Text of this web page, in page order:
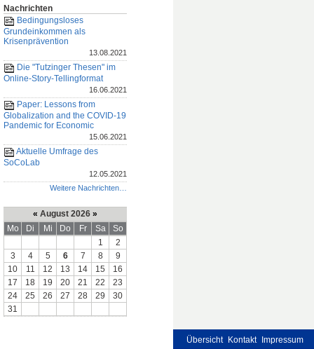
Nachrichten
Bedingungsloses
Grundeinkommen als
Krisenprävention
13.08.2021
Die "Tutzinger Thesen" im
Online-Story-Tellingformat
16.06.2021
Paper: Lessons from
Globalization and the COVID-19
Pandemic for Economic
15.06.2021
Aktuelle Umfrage des
SoCoLab
12.05.2021
Weitere Nachrichten…
« August 2026 »
Mo
Di Mi Do Fr Sa
So
1
2
3
4 5 6 7 8
9
10
11 12 13 14 15
16
17
18 19 20 21 22
23
24
25 26 27 28 29
30
31
Übersicht Kontakt Impressum